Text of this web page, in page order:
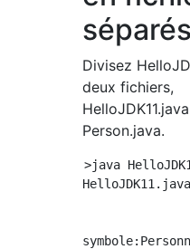
séparés
Divisez
deux fichiers,
Person.java.
>java